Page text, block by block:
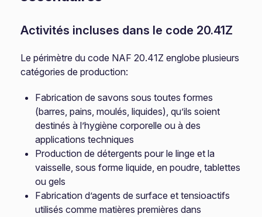
Activités incluses dans le code 20.41Z
Le périmètre du code NAF 20.41Z englobe plusieurs
catégories de production:
Fabrication de savons sous toutes formes
(barres, pains, moulés, liquides), qu’ils soient
destinés à l’hygiène corporelle ou à des
applications techniques
Production de détergents pour le linge et la
vaisselle, sous forme liquide, en poudre, tablettes
ou gels
Fabrication d’agents de surface et tensioactifs
utilisés comme matières premières dans